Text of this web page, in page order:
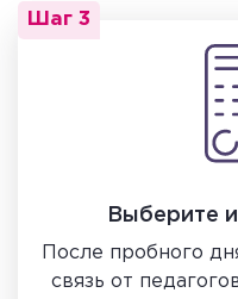
Шаг 3
Выберите
После пробного
связь от